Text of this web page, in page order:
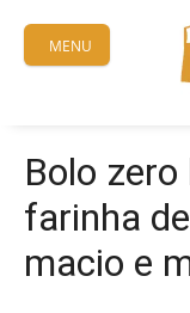
content
MENU
Bolo
farinha
macio e